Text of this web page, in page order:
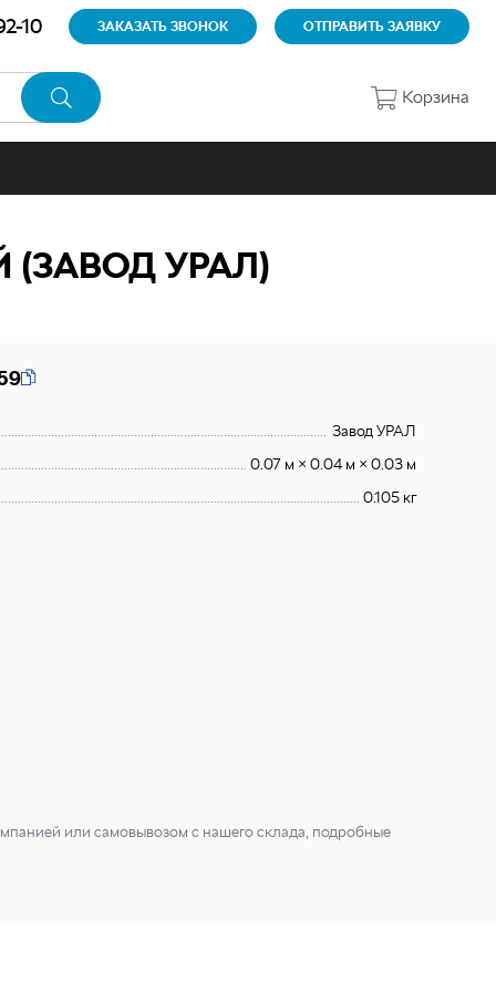
10 ЗАКАЗАТЬ ЗВОНОК ОТПРАВИТЬ ЗАЯВКУ
Корзина
УРАЛ)
Завод УРАЛ
0.07 м × 0.04 м × 0.03 м
0.105 кг
или самовывозом с нашего склада, подробные